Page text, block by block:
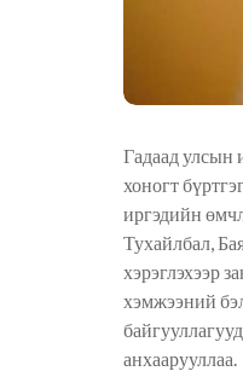
Гадаад улсын
хоногт
иргэдийн
Тухайлбал,
хэрэглэхээр
хэмжээний
анхаарууллаа.